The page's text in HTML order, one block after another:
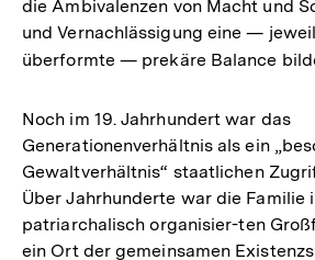
die Ambivalenzen von Macht und
und Vernachlässigung eine —
überformte — prekäre Balance
Noch im 19. Jahrhundert war das
Generationenverhältnis als ein
Gewaltverhältnis“ staatlichen
Über Jahrhunderte war die Familie
patriarchalisch organisier-ten
ein Ort der gemeinsamen